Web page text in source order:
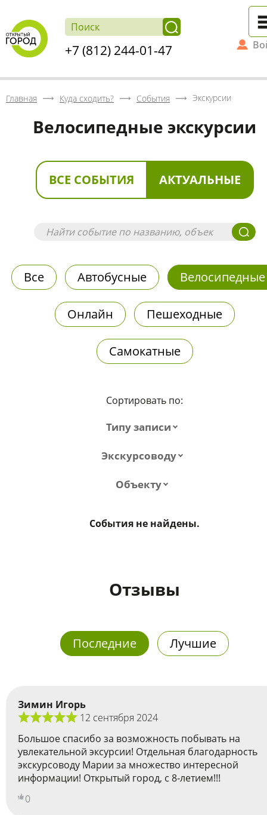
+7 (812) 244-01-47
Главная Куда сходить? События Экскурсии
Велосипедные экскурсии
ВСЕ СОБЫТИЯ АКТУАЛЬНЫЕ
Все Автобусные Велосипедные
Онлайн Пешеходные
Самокатные
Сортировать по:
Типу записи
Экскурсоводу
Объекту
События не найдены.
Отзывы
Последние Лучшие
Зимин Игорь
12 сентября 2024
Большое спасибо за возможность побывать на
увлекательной эксурсии! Отдельная благодарность
экскурсоводу Марии за множество интересной
информации! Открытый город, с 8-летием!!!
0